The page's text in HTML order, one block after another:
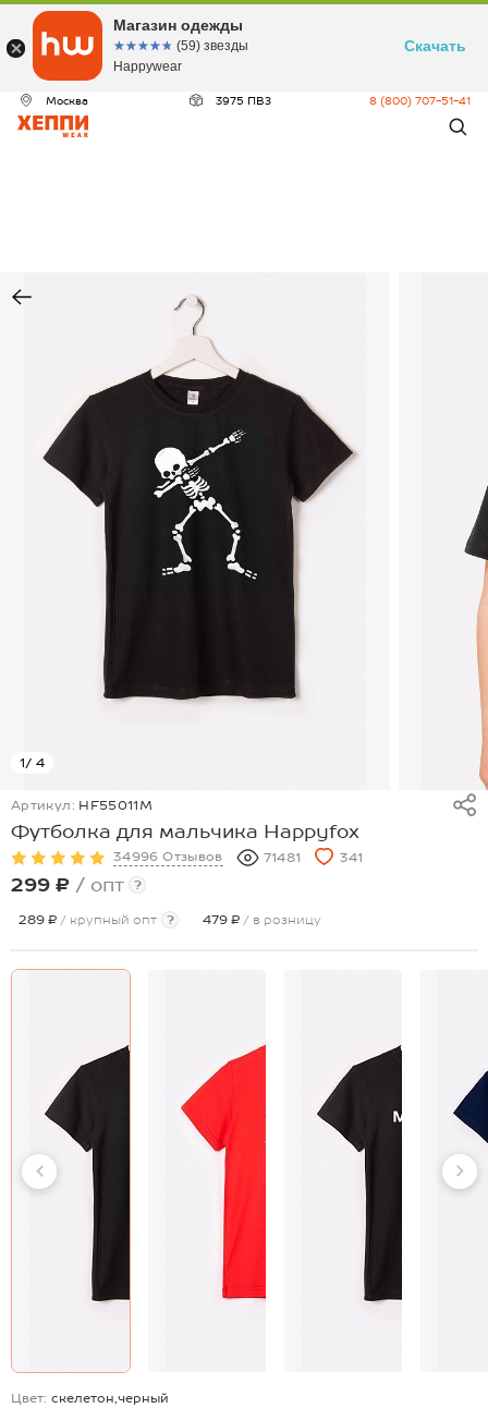
Москва 3975 ПВЗ 8 (800) 707-51-41
1/ 4
Артикул: HF55011M
Футболка для мальчика Happyfox
34996 Отзывов 71481 341
299 ₽ / опт ?
289 ₽ / крупный опт ? 479 ₽ / в розницу
Цвет: скелетон,черный
Магазин одежды
☆☆☆☆☆
★★★★★ (59) звезды
Happywear
Скачать